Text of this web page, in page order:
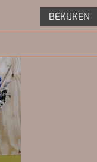
BEKIJKEN